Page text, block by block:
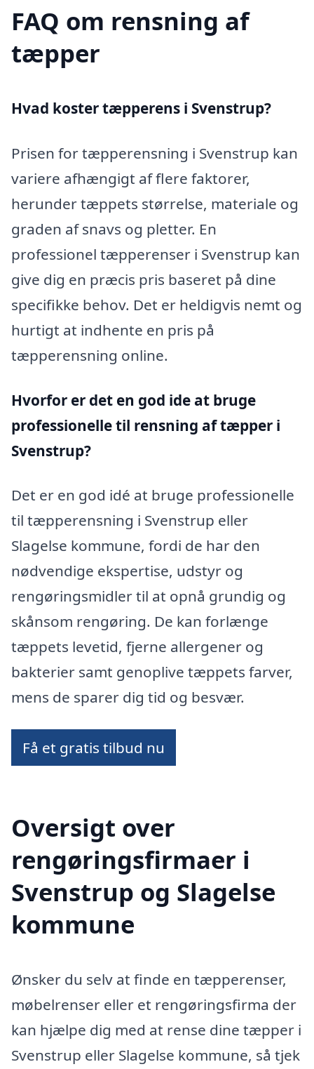
FAQ om rensning af
tæpper
Hvad koster tæpperens i Svenstrup?
Prisen for tæpperensning i Svenstrup kan
variere afhængigt af flere faktorer,
herunder tæppets størrelse, materiale og
graden af snavs og pletter. En
professionel tæpperenser i Svenstrup kan
give dig en præcis pris baseret på dine
specifikke behov. Det er heldigvis nemt og
hurtigt at indhente en pris på
tæpperensning online.
Hvorfor er det en god ide at bruge
professionelle til rensning af tæpper i
Svenstrup?
Det er en god idé at bruge professionelle
til tæpperensning i Svenstrup eller
Slagelse kommune, fordi de har den
nødvendige ekspertise, udstyr og
rengøringsmidler til at opnå grundig og
skånsom rengøring. De kan forlænge
tæppets levetid, fjerne allergener og
bakterier samt genoplive tæppets farver,
mens de sparer dig tid og besvær.
Få et gratis tilbud nu
Oversigt over
rengøringsfirmaer i
Svenstrup og Slagelse
kommune
Ønsker du selv at finde en tæpperenser,
møbelrenser eller et rengøringsfirma der
kan hjælpe dig med at rense dine tæpper i
Svenstrup eller Slagelse kommune, så tjek